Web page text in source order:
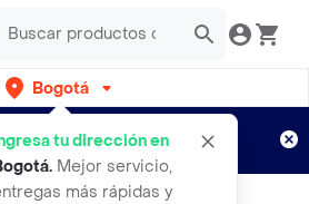
Bogotá
tu dirección en
. Mejor servicio,
más rápidas y
por semanas
Aplican TyC